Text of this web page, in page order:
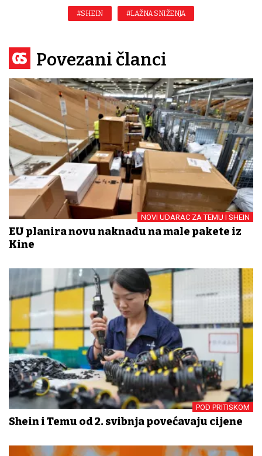
#SHEIN #LAŽNA SNIŽENJA
Povezani članci
NOVI UDARAC ZA TEMU I SHEIN
EU planira novu naknadu na male pakete iz
Kine
POD PRITISKOM
Shein i Temu od 2. svibnja povećavaju cijene